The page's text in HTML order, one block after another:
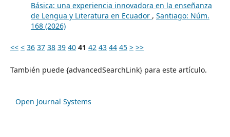
Básica: una experiencia innovadora en la enseñanza
de Lengua y Literatura en Ecuador , Santiago: Núm.
168 (2026)
<< < 36 37 38 39 40 41 42 43 44 45 > >>
También puede {advancedSearchLink} para este artículo.
Open Journal Systems